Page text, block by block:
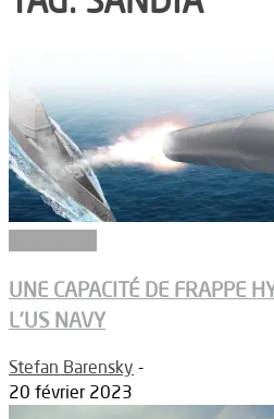
UNE CAPACITÉ DE FRAPPE
L’US NAVY
Stefan Barensky -
20 février 2023